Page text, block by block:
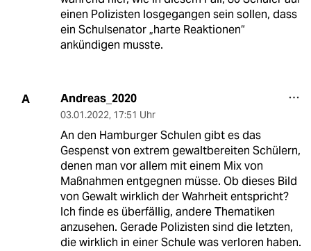
einen Polizisten losgegangen sein sollen, dass
ein Schulsenator „harte Reaktionen“
ankündigen musste.
A Andreas_2020
03.01.2022, 17:51 Uhr
An den Hamburger Schulen gibt es das
Gespenst von extrem gewaltbereiten Schülern,
denen man vor allem mit einem Mix von
Maßnahmen entgegnen müsse. Ob dieses Bild
von Gewalt wirklich der Wahrheit entspricht?
Ich finde es überfällig, andere Thematiken
anzusehen. Gerade Polizisten sind die letzten,
die wirklich in einer Schule was verloren haben.